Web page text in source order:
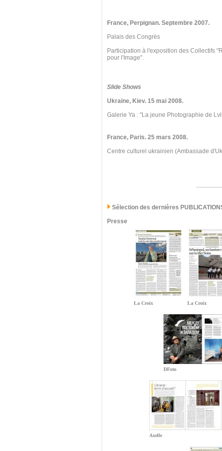
France, Perpignan. Septembre 2007.
Palais des Congrès
Participation à l'exposition des Collectifs
pour l'Image".
Slide Shows
Ukraine, Kiev. 15 mai 2008.
Galerie Ya : "La jeune Photographie de
France, Paris. 25 mars 2008.
Centre culturel ukrainien (Ambassade
Sélection des dernières
Presse
La Croix La Croix
DFoto
Axelle